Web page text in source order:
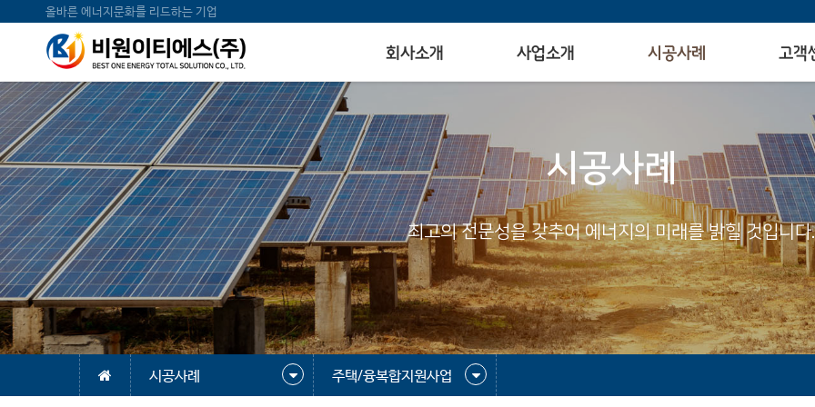
올바른 에너지문화를 리드하는 기업
회사소개 사업소개 시공사례 고객
시공사례
최고의 전문성을 갖추어 에너지의 미래를 밝힐 것입니다.
시공사례 주택/융복합지원사업